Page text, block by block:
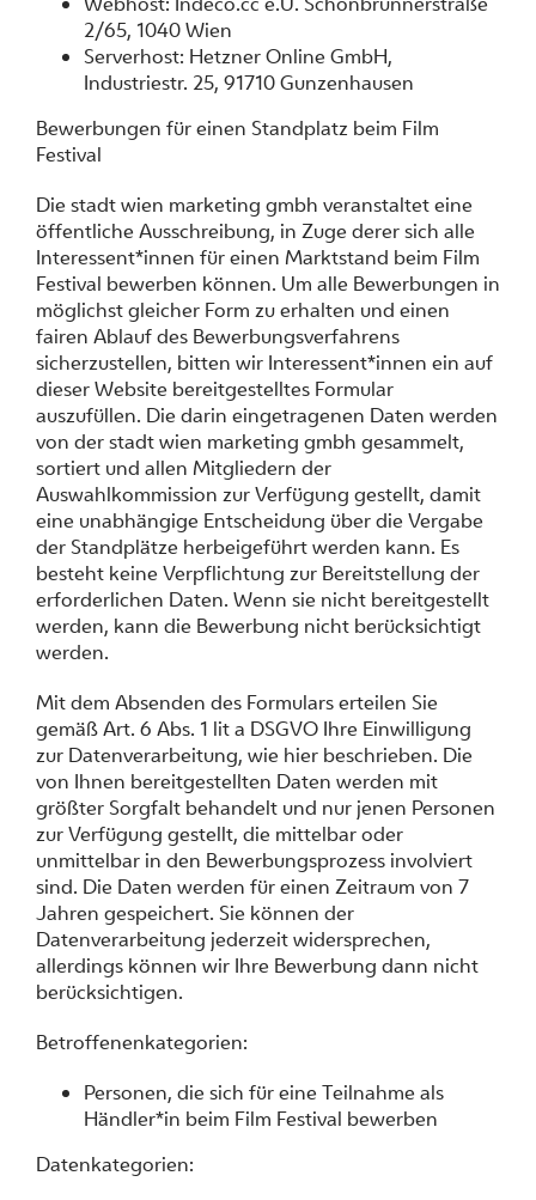
2/65, 1040 Wien
Serverhost: Hetzner Online GmbH,
Industriestr. 25, 91710 Gunzenhausen
Bewerbungen für einen Standplatz beim Film
Festival
Die stadt wien marketing gmbh veranstaltet eine
öffentliche Ausschreibung, in Zuge derer sich alle
Interessent*innen für einen Marktstand beim Film
Festival bewerben können. Um alle Bewerbungen in
möglichst gleicher Form zu erhalten und einen
fairen Ablauf des Bewerbungsverfahrens
sicherzustellen, bitten wir Interessent*innen ein auf
dieser Website bereitgestelltes Formular
auszufüllen. Die darin eingetragenen Daten werden
von der stadt wien marketing gmbh gesammelt,
sortiert und allen Mitgliedern der
Auswahlkommission zur Verfügung gestellt, damit
eine unabhängige Entscheidung über die Vergabe
der Standplätze herbeigeführt werden kann. Es
besteht keine Verpflichtung zur Bereitstellung der
erforderlichen Daten. Wenn sie nicht bereitgestellt
werden, kann die Bewerbung nicht berücksichtigt
werden.
Mit dem Absenden des Formulars erteilen Sie
gemäß Art. 6 Abs. 1 lit a DSGVO Ihre Einwilligung
zur Datenverarbeitung, wie hier beschrieben. Die
von Ihnen bereitgestellten Daten werden mit
größter Sorgfalt behandelt und nur jenen Personen
zur Verfügung gestellt, die mittelbar oder
unmittelbar in den Bewerbungsprozess involviert
sind. Die Daten werden für einen Zeitraum von 7
Jahren gespeichert. Sie können der
Datenverarbeitung jederzeit widersprechen,
allerdings können wir Ihre Bewerbung dann nicht
berücksichtigen.
Betroffenenkategorien:
Personen, die sich für eine Teilnahme als
Händler*in beim Film Festival bewerben
Datenkategorien: